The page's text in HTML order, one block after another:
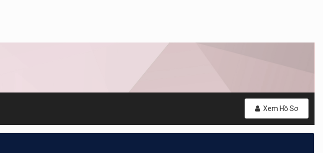
Xem Hồ Sơ